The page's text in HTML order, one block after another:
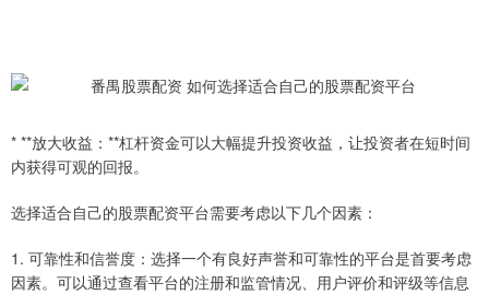
* **放大收益：**杠杆资金可以大幅提升投资收益，让投资者在短时间
内获得可观的回报。
选择适合自己的股票配资平台需要考虑以下几个因素：
1. 可靠性和信誉度：选择一个有良好声誉和可靠性的平台是首要考虑
因素。可以通过查看平台的注册和监管情况、用户评价和评级等信息